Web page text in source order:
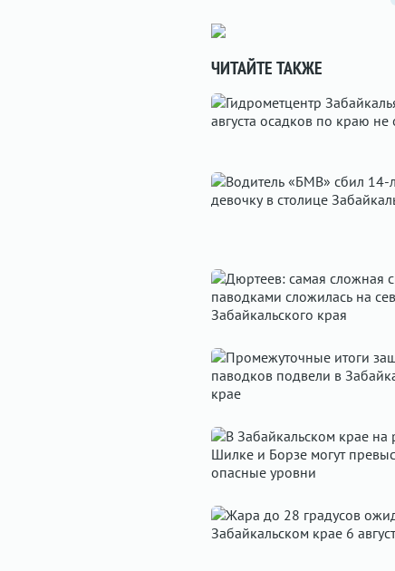
ЧИТАЙТЕ ТАКЖЕ